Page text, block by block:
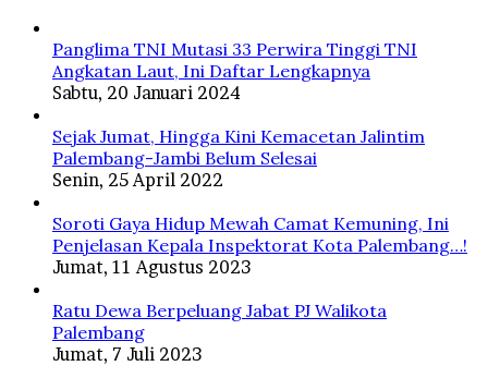
Panglima TNI Mutasi 33 Perwira Tinggi TNI
Angkatan Laut, Ini Daftar Lengkapnya
Sabtu, 20 Januari 2024
Sejak Jumat, Hingga Kini Kemacetan Jalintim
Palembang-Jambi Belum Selesai
Senin, 25 April 2022
Soroti Gaya Hidup Mewah Camat Kemuning, Ini
Penjelasan Kepala Inspektorat Kota Palembang…!
Jumat, 11 Agustus 2023
Ratu Dewa Berpeluang Jabat PJ Walikota
Palembang
Jumat, 7 Juli 2023